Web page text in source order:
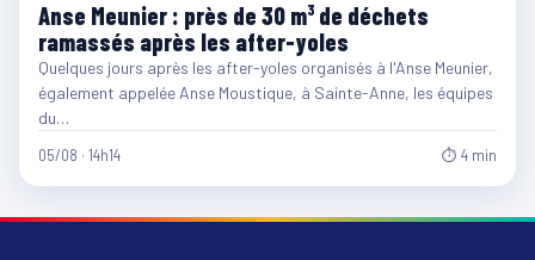
Anse Meunier : près de 30 m³ de déchets
ramassés après les after-yoles
Quelques jours après les after-yoles organisés à l'Anse Meunier,
également appelée Anse Moustique, à Sainte-Anne, les équipes
du…
05/08 · 14h14 ⏱ 4 min